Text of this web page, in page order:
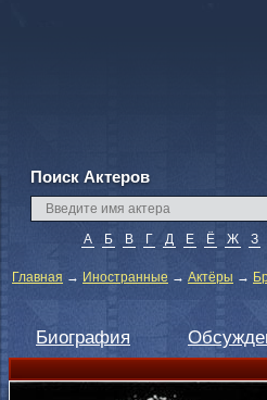
Поиск Актеров
А Б В Г Д Е Ё Ж З
Главная → Иностранные → Актёры →
Биография